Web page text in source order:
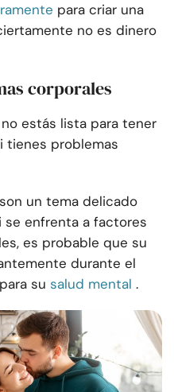
para criar una
no es dinero
corporales
estás lista para tener
tienes problemas
un tema delicado
se enfrenta a factores
es probable que su
durante el
su salud mental .